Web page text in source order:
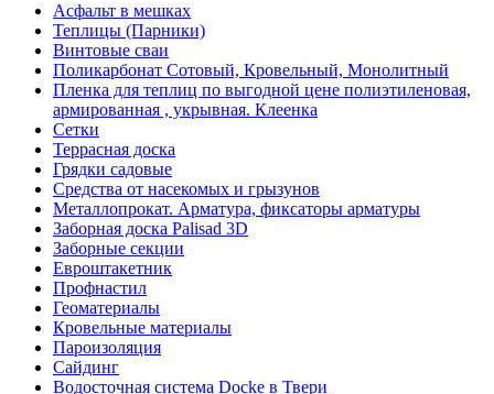
Асфальт в мешках
Теплицы (Парники)
Винтовые сваи
Поликарбонат Сотовый, Кровельный, Монолитный
Пленка для теплиц по выгодной цене полиэтиленовая,
армированная , укрывная. Клеенка
Сетки
Террасная доска
Грядки садовые
Средства от насекомых и грызунов
Металлопрокат. Арматура, фиксаторы арматуры
Заборная доска Palisad 3D
Заборные секции
Евроштакетник
Профнастил
Геоматериалы
Кровельные материалы
Пароизоляция
Сайдинг
Водосточная система Docke в Твери